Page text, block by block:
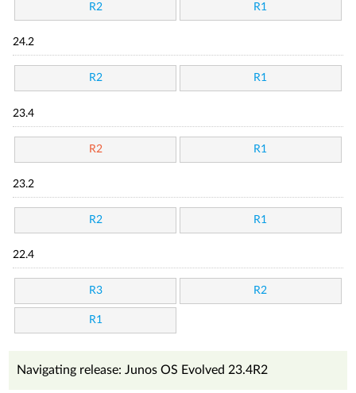
R2 R1
24.2
R2 R1
23.4
R2 R1
23.2
R2 R1
22.4
R3 R2
R1
Navigating release: Junos OS Evolved 23.4R2